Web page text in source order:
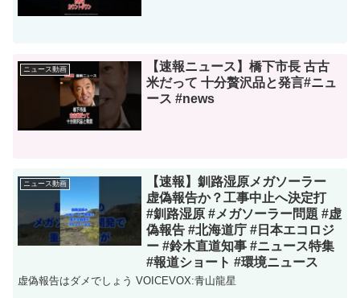
ニュース動画
【速報ニュース】橋下市長 古古
米だって 十分贅沢品と発言#ニュ
ース #news
ニュース動画
【速報】釧路湿原メガソーラー
虚偽報告か？工事中止へ決定打
#釧路湿原 #メガソーラー問題 #虚
偽報告 #北海道庁 #日本エコロジ
ー #鈴木直道知事 #ニュース特集
#報道ショート #環境ニュース
虚偽報告はダメでしょう VOICEVOX:青山龍星